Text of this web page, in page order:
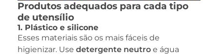
Produtos adequados para cada tipo
de utensílio
1. Plástico e silicone
Esses materiais são os mais fáceis de
higienizar. Use detergente neutro e água